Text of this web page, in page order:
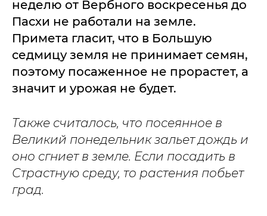
неделю от Вербного воскресенья до
Пасхи не работали на земле.
Примета гласит, что в Большую
седмицу земля не принимает семян,
поэтому посаженное не прорастет, а
значит и урожая не будет.
Также считалось, что посеянное в
Великий понедельник зальет дождь и
оно сгниет в земле. Если посадить в
Страстную среду, то растения побьет
град.